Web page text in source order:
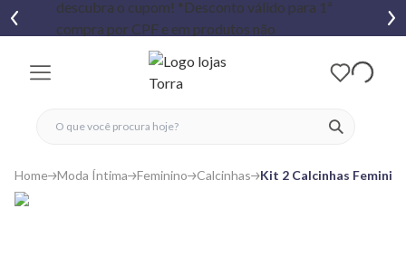
ver
fechar menu
fechar menu
favoritos
Home Moda Íntima Feminino Calcinhas Kit 2 Calcinhas